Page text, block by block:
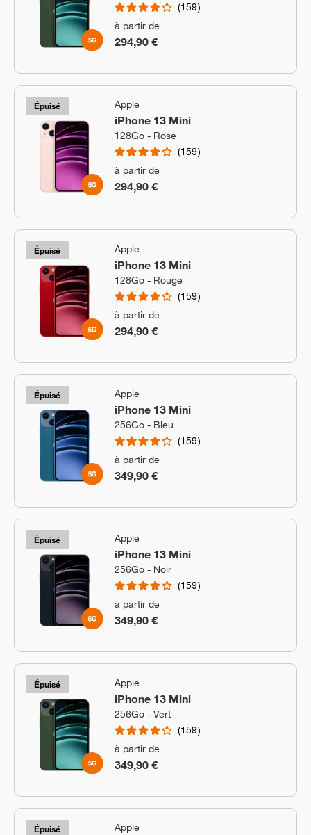
159
à partir de
294,90 €
Épuisé Apple
iPhone 13 Mini
128Go - Rose
159
à partir de
294,90 €
Épuisé Apple
iPhone 13 Mini
128Go - Rouge
159
à partir de
294,90 €
Épuisé Apple
iPhone 13 Mini
256Go - Bleu
159
à partir de
349,90 €
Épuisé Apple
iPhone 13 Mini
256Go - Noir
159
à partir de
349,90 €
Épuisé Apple
iPhone 13 Mini
256Go - Vert
159
à partir de
349,90 €
Épuisé Apple